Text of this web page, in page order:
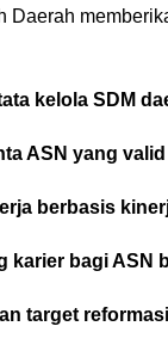
Daerah
kelola SDM
ASN yang
berbasis
karier bagi ASN
target